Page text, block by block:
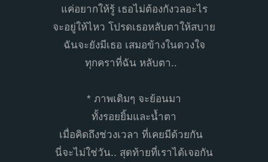
แค่อยากให้รู้ เธอไม่ต้องกังวลอะไร
จะอยู่ให้ไหว โปรดเธอหลับตาให้สบาย
ฉันจะยังมีเธอ เสมอข้างในดวงใจ
ทุกคราที่ฉัน หลับตา..
* ภาพเดิมๆ จะย้อนมา
ทั้งรอยยิ้มและน้ำตา
เมื่อคิดถึงช่วงเวลา ที่เคยมีด้วยกัน
นี่จะไม่ใช่วัน.. สุดท้ายที่เราได้เจอกัน